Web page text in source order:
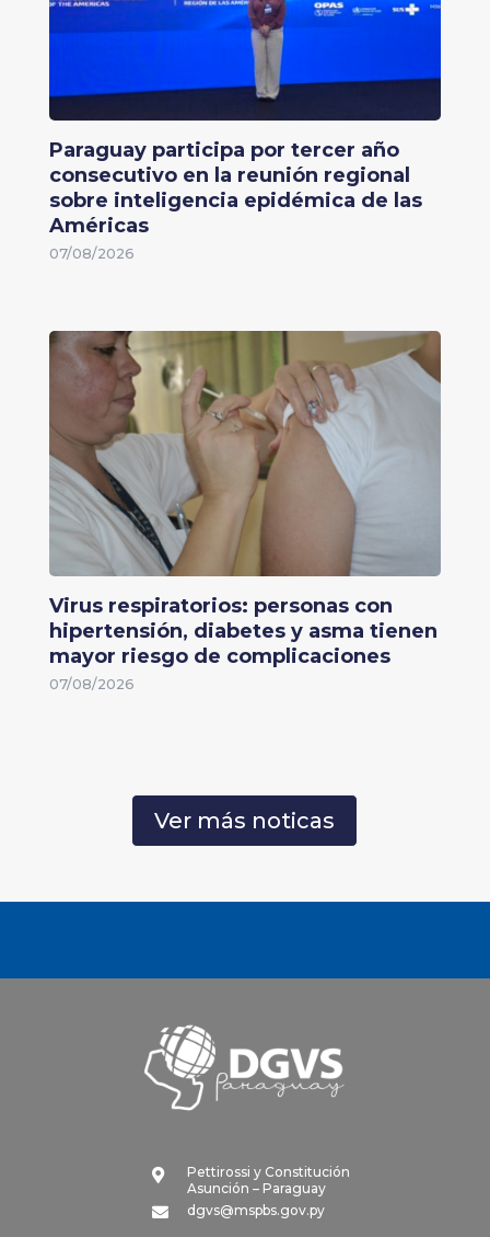
Paraguay participa por tercer año
consecutivo en la reunión regional
sobre inteligencia epidémica de las
Américas
07/08/2026
Virus respiratorios: personas con
hipertensión, diabetes y asma tienen
mayor riesgo de complicaciones
07/08/2026
Ver más noticas

Pettirossi y Constitución
Asunción – Paraguay

dgvs@mspbs.gov.py